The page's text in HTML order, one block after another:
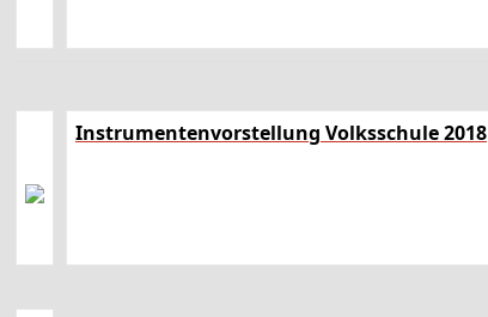
Instrumentenvorstellung Volksschule 2018